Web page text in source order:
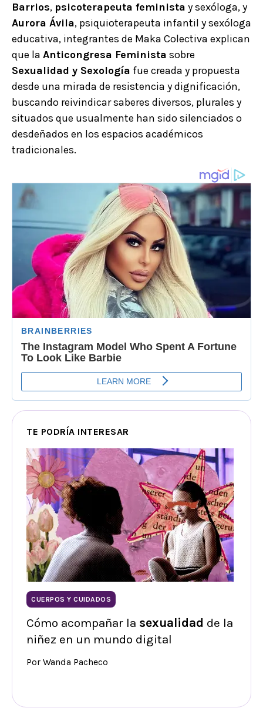
Barrios, psicoterapeuta feminista y sexóloga, y
Aurora Ávila, psiquioterapeuta infantil y sexóloga
educativa, integrantes de Maka Colectiva explican
que la Anticongresa Feminista sobre
Sexualidad y Sexología fue creada y propuesta
desde una mirada de resistencia y dignificación,
buscando reivindicar saberes diversos, plurales y
situados que usualmente han sido silenciados o
desdeñados en los espacios académicos
tradicionales.
TE PODRÍA INTERESAR
CUERPOS Y CUIDADOS
Cómo acompañar la sexualidad de la
niñez en un mundo digital
Por Wanda Pacheco